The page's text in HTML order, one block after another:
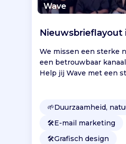
Wave
Nieuwsbrieflayout
We missen een sterke
een betrouwbaar
Help jij Wave met een
🌱Duurzaamheid,
🛠️E-mail marketing
🛠️Grafisch design